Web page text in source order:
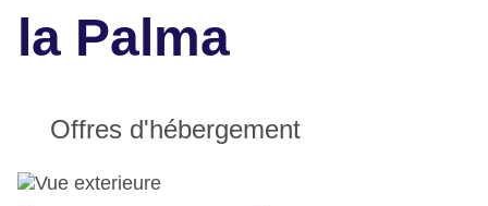
la Palma
Offres d'hébergement